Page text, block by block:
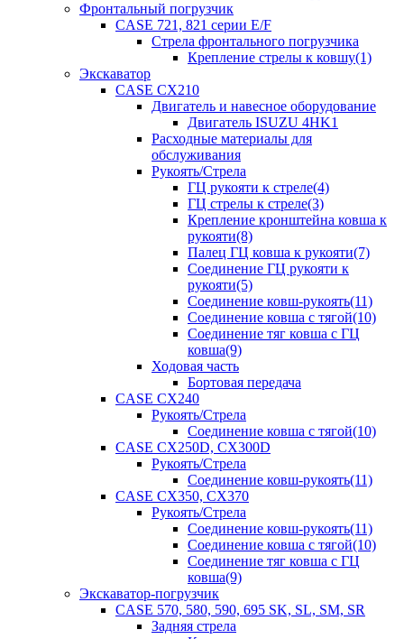
Фронтальный погрузчик
CASE 721, 821 серии E/F
Стрела фронтального погрузчика
Крепление стрелы к ковшу(1)
Экскаватор
CASE CX210
Двигатель и навесное оборудование
Двигатель ISUZU 4HK1
Расходные материалы для
обслуживания
Рукоять/Стрела
ГЦ рукояти к стреле(4)
ГЦ стрелы к стреле(3)
Крепление кронштейна ковша к
рукояти(8)
Палец ГЦ ковша к рукояти(7)
Соединение ГЦ рукояти к
рукояти(5)
Соединение ковш-рукоять(11)
Соединение ковша с тягой(10)
Соединение тяг ковша с ГЦ
ковша(9)
Ходовая часть
Бортовая передача
CASE CX240
Рукоять/Стрела
Соединение ковша с тягой(10)
CASE CX250D, CX300D
Рукоять/Стрела
Соединение ковш-рукоять(11)
CASE CX350, CX370
Рукоять/Стрела
Соединение ковш-рукоять(11)
Соединение ковша с тягой(10)
Соединение тяг ковша с ГЦ
ковша(9)
Экскаватор-погрузчик
CASE 570, 580, 590, 695 SK, SL, SM, SR
Задняя стрела